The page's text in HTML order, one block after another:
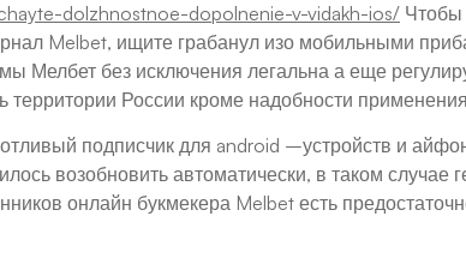
dolzhnostnoe-dopolnenie-v-vidakh-ios/ Чтобы
Melbet, ищите грабанул изо мобильными
Мелбет без исключения легальна а еще
территории России кроме надобности
подписчик для android –устройств и
возобновить автоматически, в таком случае
онлайн букмекера Melbet есть